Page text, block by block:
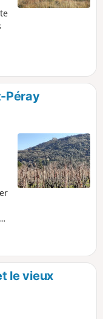
Péray
le vieux